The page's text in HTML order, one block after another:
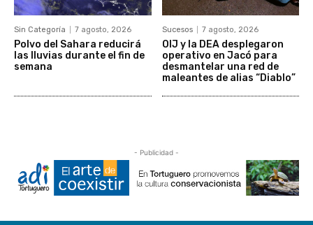
Sin Categoría 7 agosto, 2026
Polvo del Sahara reducirá
las lluvias durante el fin de
semana
Sucesos 7 agosto, 2026
OIJ y la DEA desplegaron
operativo en Jacó para
desmantelar una red de
maleantes de alias “Diablo”
- Publicidad -